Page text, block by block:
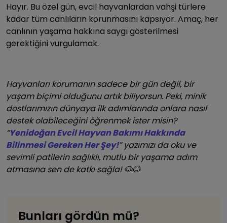
Hayır. Bu özel gün, evcil hayvanlardan vahşi türlere
kadar tüm canlıların korunmasını kapsıyor. Amaç, her
canlının yaşama hakkına saygı gösterilmesi
gerektiğini vurgulamak.
Hayvanları korumanın sadece bir gün değil, bir
yaşam biçimi olduğunu artık biliyorsun. Peki, minik
dostlarımızın dünyaya ilk adımlarında onlara nasıl
destek olabileceğini öğrenmek ister misin?
“Yenidoğan Evcil Hayvan Bakımı Hakkında
Bilinmesi Gereken Her Şey!” yazımızı da oku ve
sevimli patilerin sağlıklı, mutlu bir yaşama adım
atmasına sen de katkı sağla! 🐶🐱
Bunları gördün mü?